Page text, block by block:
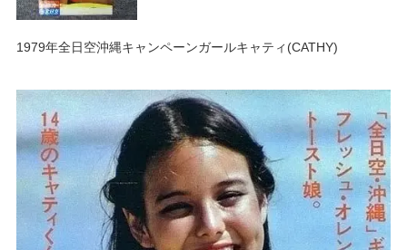
1979年全日空沖縄キャンペーンガールキャティ(CATHY)